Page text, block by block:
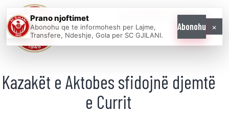
ONE
Kazakët e Aktobes sfidojnë djemtë
e Currit
Prano njoftimet
Abonohu qe te informohesh per Lajme,
Transfere, Ndeshje, Gola per SC GJILANI.
Abonohu ×